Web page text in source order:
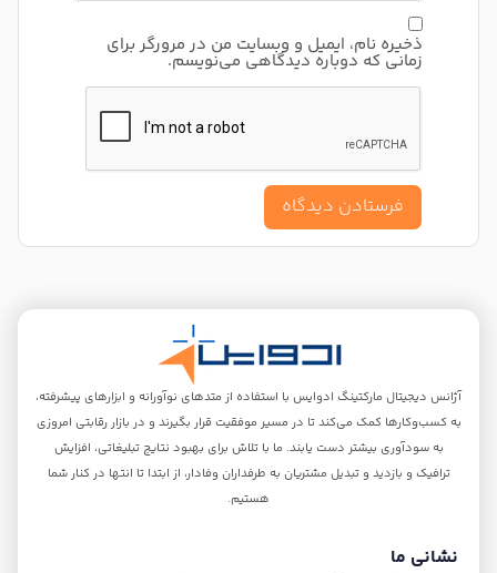
ذخیره نام، ایمیل و وبسایت من در مرورگر برای
زمانی که دوباره دیدگاهی می‌نویسم.
آژانس‌ دیجیتال مارکتینگ ادوایس با استفاده از متدهای نوآورانه و ابزارهای پیشرفته،
به کسب‌و‌کارها کمک می‌کند تا در مسیر موفقیت قرار بگیرند و در بازار رقابتی امروزی
به سودآوری بیشتر دست یابند. ما با تلاش برای بهبود نتایج تبلیغاتی، افزایش
ترافیک و بازدید و تبدیل مشتریان به طرفداران وفادار، از ابتدا تا انتها در کنار شما
هستیم.
نشانی ما